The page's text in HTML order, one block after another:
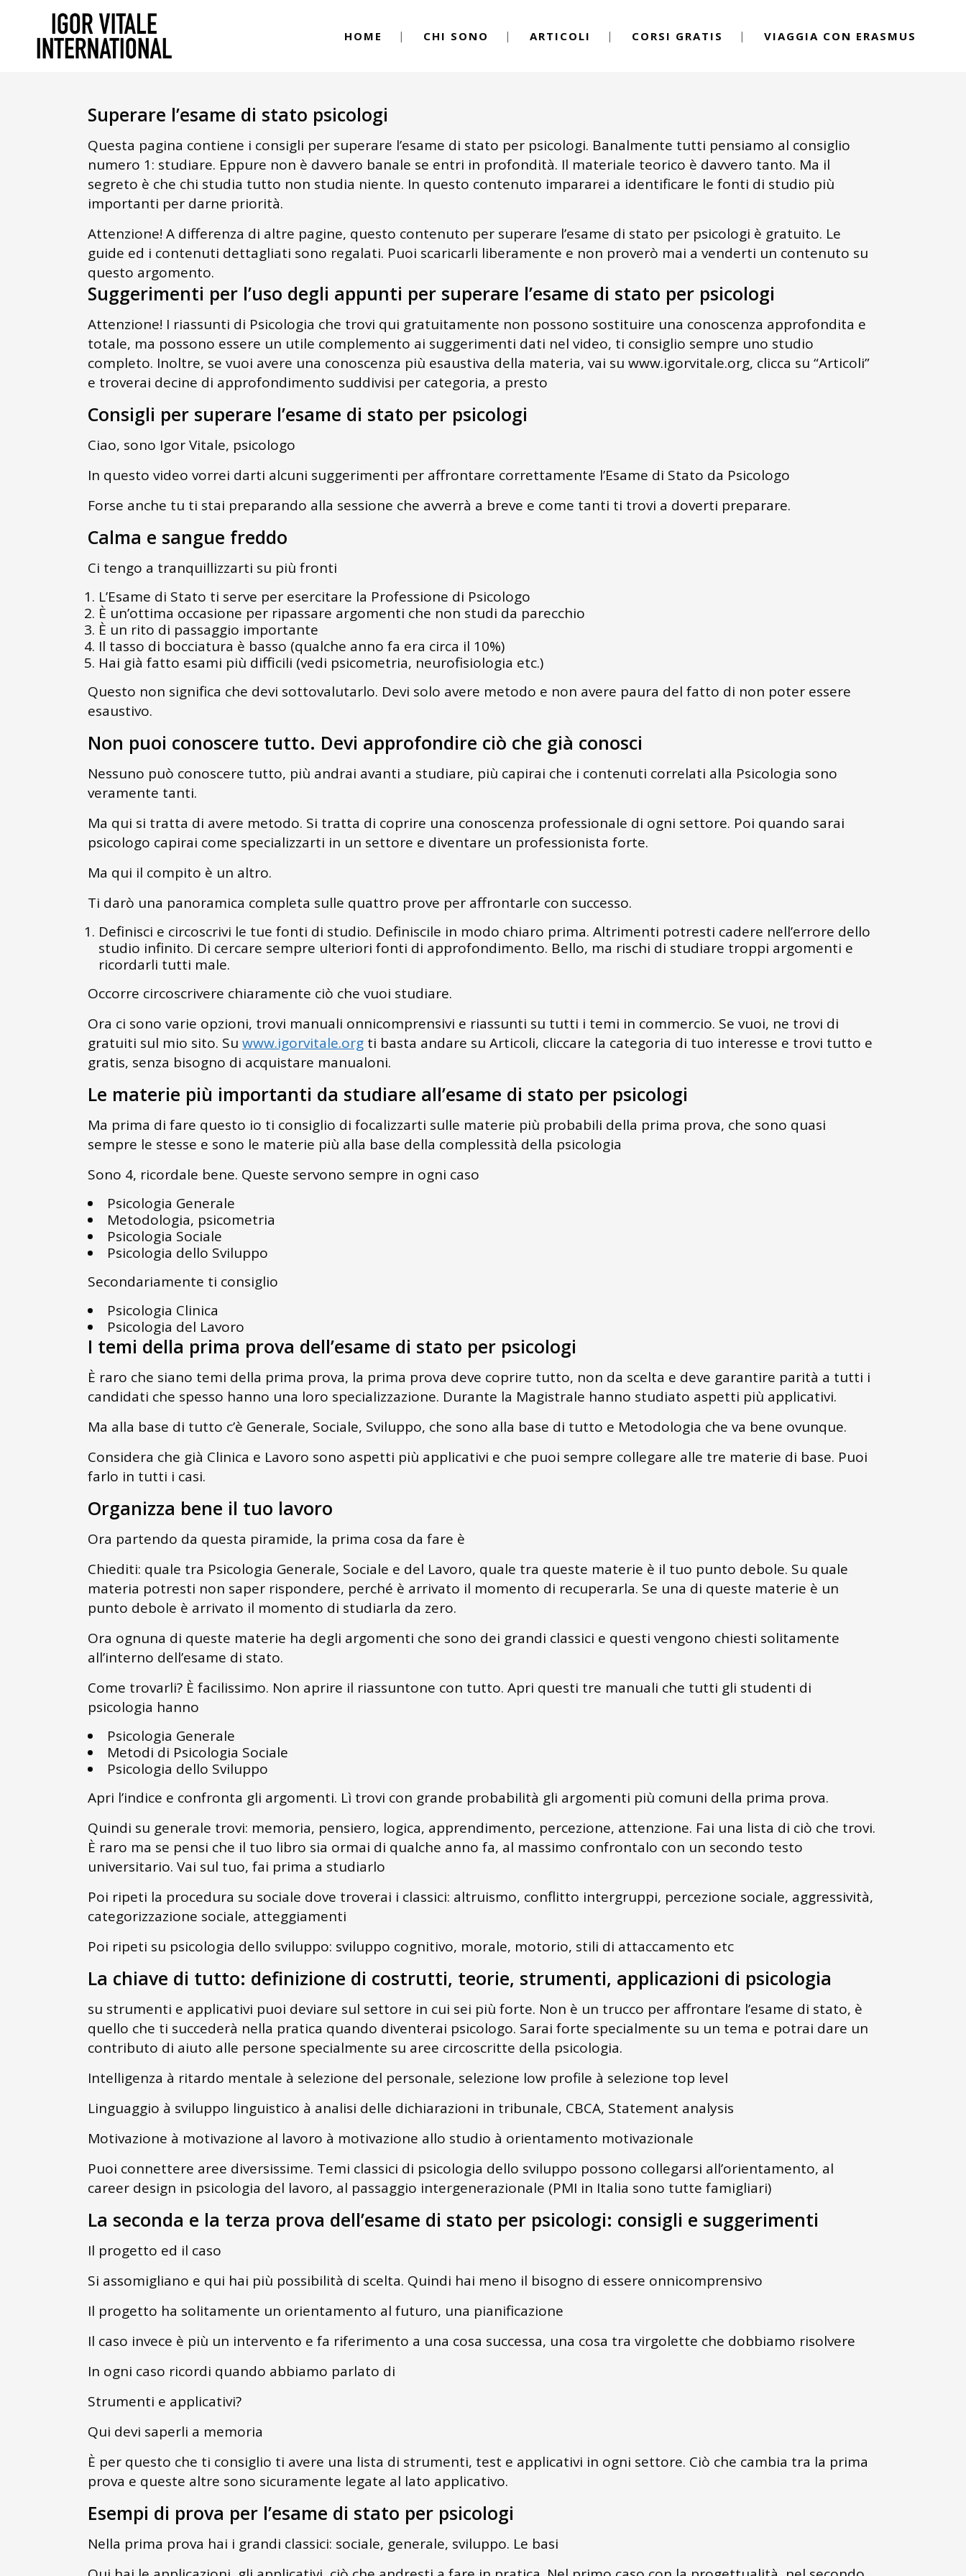
HOME CHI SONO ARTICOLI CORSI GRATIS VIAGGIA CON ERASMUS
Superare l’esame di stato psicologi
Questa pagina contiene i consigli per superare l’esame di stato per psicologi. Banalmente tutti pensiamo al consiglio
numero 1: studiare. Eppure non è davvero banale se entri in profondità. Il materiale teorico è davvero tanto. Ma il
segreto è che chi studia tutto non studia niente. In questo contenuto impararei a identificare le fonti di studio più
importanti per darne priorità.
Attenzione! A differenza di altre pagine, questo contenuto per superare l’esame di stato per psicologi è gratuito. Le
guide ed i contenuti dettagliati sono regalati. Puoi scaricarli liberamente e non proverò mai a venderti un contenuto su
questo argomento.
Suggerimenti per l’uso degli appunti per superare l’esame di stato per psicologi
Attenzione! I riassunti di Psicologia che trovi qui gratuitamente non possono sostituire una conoscenza approfondita e
totale, ma possono essere un utile complemento ai suggerimenti dati nel video, ti consiglio sempre uno studio
completo. Inoltre, se vuoi avere una conoscenza più esaustiva della materia, vai su www.igorvitale.org, clicca su “Articoli”
e troverai decine di approfondimento suddivisi per categoria, a presto
Consigli per superare l’esame di stato per psicologi
Ciao, sono Igor Vitale, psicologo
In questo video vorrei darti alcuni suggerimenti per affrontare correttamente l’Esame di Stato da Psicologo
Forse anche tu ti stai preparando alla sessione che avverrà a breve e come tanti ti trovi a doverti preparare.
Calma e sangue freddo
Ci tengo a tranquillizzarti su più fronti
L’Esame di Stato ti serve per esercitare la Professione di Psicologo
È un’ottima occasione per ripassare argomenti che non studi da parecchio
È un rito di passaggio importante
Il tasso di bocciatura è basso (qualche anno fa era circa il 10%)
Hai già fatto esami più difficili (vedi psicometria, neurofisiologia etc.)
Questo non significa che devi sottovalutarlo. Devi solo avere metodo e non avere paura del fatto di non poter essere
esaustivo.
Non puoi conoscere tutto. Devi approfondire ciò che già conosci
Nessuno può conoscere tutto, più andrai avanti a studiare, più capirai che i contenuti correlati alla Psicologia sono
veramente tanti.
Ma qui si tratta di avere metodo. Si tratta di coprire una conoscenza professionale di ogni settore. Poi quando sarai
psicologo capirai come specializzarti in un settore e diventare un professionista forte.
Ma qui il compito è un altro.
Ti darò una panoramica completa sulle quattro prove per affrontarle con successo.
Definisci e circoscrivi le tue fonti di studio. Definiscile in modo chiaro prima. Altrimenti potresti cadere nell’errore dello
studio infinito. Di cercare sempre ulteriori fonti di approfondimento. Bello, ma rischi di studiare troppi argomenti e
ricordarli tutti male.
Occorre circoscrivere chiaramente ciò che vuoi studiare.
Ora ci sono varie opzioni, trovi manuali onnicomprensivi e riassunti su tutti i temi in commercio. Se vuoi, ne trovi di
gratuiti sul mio sito. Su www.igorvitale.org ti basta andare su Articoli, cliccare la categoria di tuo interesse e trovi tutto e
gratis, senza bisogno di acquistare manualoni.
Le materie più importanti da studiare all’esame di stato per psicologi
Ma prima di fare questo io ti consiglio di focalizzarti sulle materie più probabili della prima prova, che sono quasi
sempre le stesse e sono le materie più alla base della complessità della psicologia
Sono 4, ricordale bene. Queste servono sempre in ogni caso
Psicologia Generale
Metodologia, psicometria
Psicologia Sociale
Psicologia dello Sviluppo
Secondariamente ti consiglio
Psicologia Clinica
Psicologia del Lavoro
I temi della prima prova dell’esame di stato per psicologi
È raro che siano temi della prima prova, la prima prova deve coprire tutto, non da scelta e deve garantire parità a tutti i
candidati che spesso hanno una loro specializzazione. Durante la Magistrale hanno studiato aspetti più applicativi.
Ma alla base di tutto c’è Generale, Sociale, Sviluppo, che sono alla base di tutto e Metodologia che va bene ovunque.
Considera che già Clinica e Lavoro sono aspetti più applicativi e che puoi sempre collegare alle tre materie di base. Puoi
farlo in tutti i casi.
Organizza bene il tuo lavoro
Ora partendo da questa piramide, la prima cosa da fare è
Chiediti: quale tra Psicologia Generale, Sociale e del Lavoro, quale tra queste materie è il tuo punto debole. Su quale
materia potresti non saper rispondere, perché è arrivato il momento di recuperarla. Se una di queste materie è un
punto debole è arrivato il momento di studiarla da zero.
Ora ognuna di queste materie ha degli argomenti che sono dei grandi classici e questi vengono chiesti solitamente
all’interno dell’esame di stato.
Come trovarli? È facilissimo. Non aprire il riassuntone con tutto. Apri questi tre manuali che tutti gli studenti di
psicologia hanno
Psicologia Generale
Metodi di Psicologia Sociale
Psicologia dello Sviluppo
Apri l’indice e confronta gli argomenti. Lì trovi con grande probabilità gli argomenti più comuni della prima prova.
Quindi su generale trovi: memoria, pensiero, logica, apprendimento, percezione, attenzione. Fai una lista di ciò che trovi.
È raro ma se pensi che il tuo libro sia ormai di qualche anno fa, al massimo confrontalo con un secondo testo
universitario. Vai sul tuo, fai prima a studiarlo
Poi ripeti la procedura su sociale dove troverai i classici: altruismo, conflitto intergruppi, percezione sociale, aggressività,
categorizzazione sociale, atteggiamenti
Poi ripeti su psicologia dello sviluppo: sviluppo cognitivo, morale, motorio, stili di attaccamento etc
La chiave di tutto: definizione di costrutti, teorie, strumenti, applicazioni di psicologia
su strumenti e applicativi puoi deviare sul settore in cui sei più forte. Non è un trucco per affrontare l’esame di stato, è
quello che ti succederà nella pratica quando diventerai psicologo. Sarai forte specialmente su un tema e potrai dare un
contributo di aiuto alle persone specialmente su aree circoscritte della psicologia.
Intelligenza à ritardo mentale à selezione del personale, selezione low profile à selezione top level
Linguaggio à sviluppo linguistico à analisi delle dichiarazioni in tribunale, CBCA, Statement analysis
Motivazione à motivazione al lavoro à motivazione allo studio à orientamento motivazionale
Puoi connettere aree diversissime. Temi classici di psicologia dello sviluppo possono collegarsi all’orientamento, al
career design in psicologia del lavoro, al passaggio intergenerazionale (PMI in Italia sono tutte famigliari)
La seconda e la terza prova dell’esame di stato per psicologi: consigli e suggerimenti
Il progetto ed il caso
Si assomigliano e qui hai più possibilità di scelta. Quindi hai meno il bisogno di essere onnicomprensivo
Il progetto ha solitamente un orientamento al futuro, una pianificazione
Il caso invece è più un intervento e fa riferimento a una cosa successa, una cosa tra virgolette che dobbiamo risolvere
In ogni caso ricordi quando abbiamo parlato di
Strumenti e applicativi?
Qui devi saperli a memoria
È per questo che ti consiglio ti avere una lista di strumenti, test e applicativi in ogni settore. Ciò che cambia tra la prima
prova e queste altre sono sicuramente legate al lato applicativo.
Esempi di prova per l’esame di stato per psicologi
Nella prima prova hai i grandi classici: sociale, generale, sviluppo. Le basi